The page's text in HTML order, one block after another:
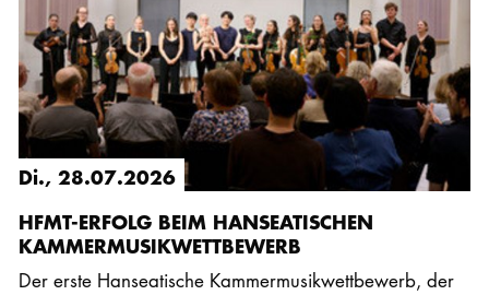
Di., 28.07.2026
HFMT-ERFOLG BEIM HANSEATISCHEN
KAMMERMUSIKWETTBEWERB
Der erste Hanseatische Kammermusikwettbewerb, der